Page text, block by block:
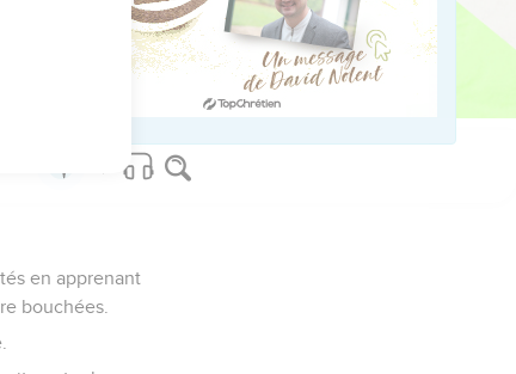
jusqu'à la moitié
en apprenant
bouchées.